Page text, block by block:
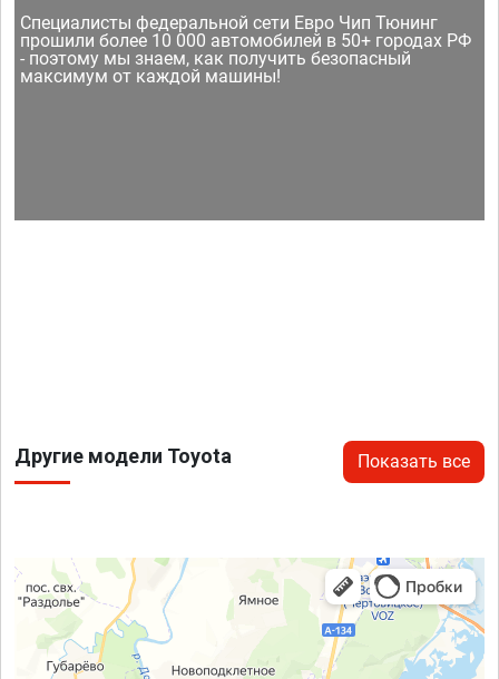
Специалисты федеральной сети Евро Чип Тюнинг
прошили более 10 000 автомобилей в 50+ городах РФ
- поэтому мы знаем, как получить безопасный
максимум от каждой машины!
Другие модели Toyota Показать все